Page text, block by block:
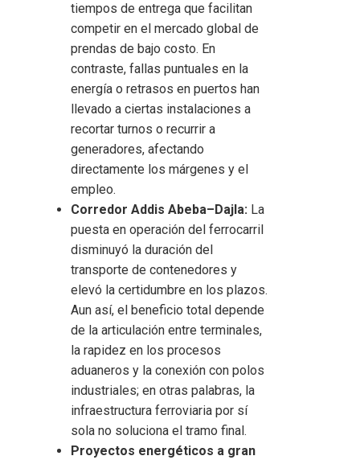
tiempos de entrega que facilitan
competir en el mercado global de
prendas de bajo costo. En
contraste, fallas puntuales en la
energía o retrasos en puertos han
llevado a ciertas instalaciones a
recortar turnos o recurrir a
generadores, afectando
directamente los márgenes y el
empleo.
Corredor Addis Abeba–Dajla: La
puesta en operación del ferrocarril
disminuyó la duración del
transporte de contenedores y
elevó la certidumbre en los plazos.
Aun así, el beneficio total depende
de la articulación entre terminales,
la rapidez en los procesos
aduaneros y la conexión con polos
industriales; en otras palabras, la
infraestructura ferroviaria por sí
sola no soluciona el tramo final.
Proyectos energéticos a gran